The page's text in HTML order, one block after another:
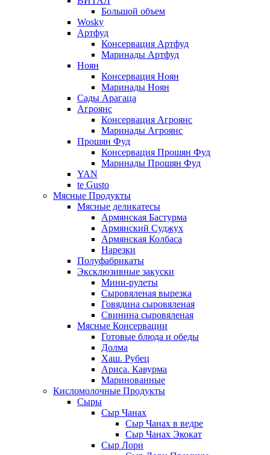
Большой объем
Wosky
Артфуд
Консервация Артфуд
Маринады Артфуд
Ноян
Консервация Ноян
Маринады Ноян
Сады Арагаца
Агроянс
Консервация Агроянс
Маринады Агроянс
Прошян Фуд
Консервация Прошян Фуд
Маринады Прошян Фуд
YAN
te Gusto
Мясные Продукты
Мясные деликатесы
Армянская Бастурма
Армянский Суджух
Армянская Колбаса
Нарезки
Полуфабрикаты
Эксклюзивные закуски
Мини-рулеты
Сыровяленая вырезка
Говядина сыровяленая
Свинина сыровяленая
Мясные Консервации
Готовые блюда и обеды
Долма
Хаш. Рубец
Ариса. Кавурма
Маринованные
Кисломолочные Продукты
Сыры
Сыр Чанах
Сыр Чанах в ведре
Сыр Чанах Экокат
Сыр Лори